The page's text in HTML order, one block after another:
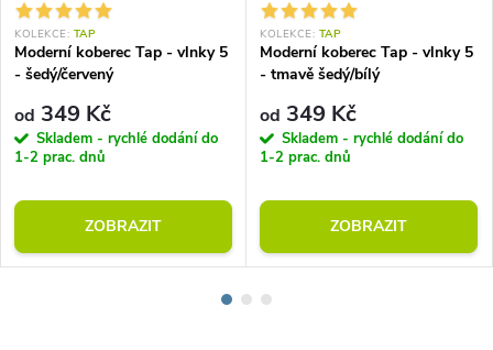
KOLEKCE: TAP
Moderní koberec Tap - vlnky 5
- šedý/červený
od 349 Kč
Skladem - rychlé dodání do
1-2 prac. dnů
ZOBRAZIT
KOLEKCE: TAP
Moderní koberec Tap - vlnky 5
- tmavě šedý/bílý
od 349 Kč
Skladem - rychlé dodání do
1-2 prac. dnů
ZOBRAZIT